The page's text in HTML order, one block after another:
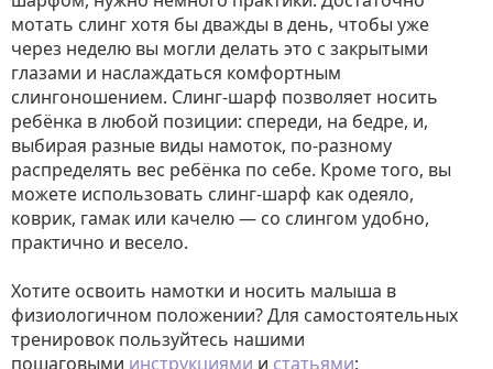
мотать слинг хотя бы дважды в день, чтобы уже
через неделю вы могли делать это с закрытыми
глазами и наслаждаться комфортным
слингоношением. Слинг-шарф позволяет носить
ребёнка в любой позиции: спереди, на бедре, и,
выбирая разные виды намоток, по-разному
распределять вес ребёнка по себе. Кроме того, вы
можете использовать слинг-шарф как одеяло,
коврик, гамак или качелю — со слингом удобно,
практично и весело.
Хотите освоить намотки и носить малыша в
физиологичном положении? Для самостоятельных
тренировок пользуйтесь нашими
пошаговыми инструкциями и статьями: